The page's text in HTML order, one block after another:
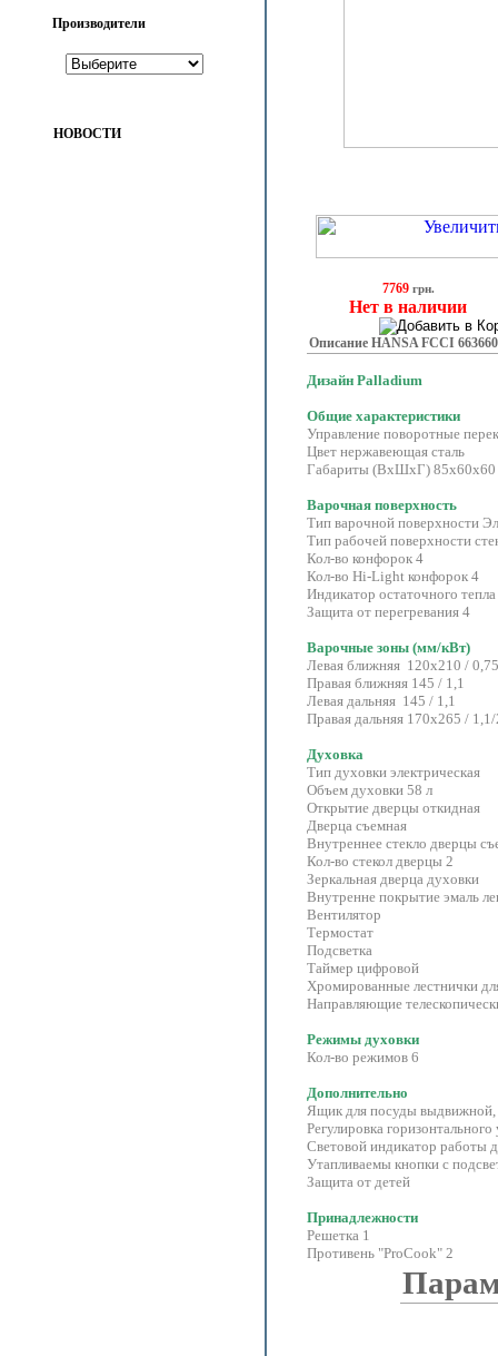
Производители
НОВОСТИ
7769грн.
Нет в наличии
Описание HANSA FCCI
Дизайн Palladium
Общие характеристики
Управление поворотные
Цвет нержавеющая сталь
Габариты (ВхШхГ) 85x60x60
Варочная поверхность
Тип варочной поверхности
Тип рабочей поверхности
Кол-во конфорок 4
Кол-во Hi-Light конфорок 4
Индикатор остаточного
Защита от перегревания 4
Варочные зоны (мм/кВт)
Левая ближняя 120х210 /
Правая ближняя 145 / 1,1
Левая дальняя 145 / 1,1
Правая дальняя 170х265 /
Духовка
Тип духовки электрическая
Объем духовки 58 л
Открытие дверцы откидная
Дверца съемная
Внутреннее стекло дверцы
Кол-во стекол дверцы 2
Зеркальная дверца духовки
Внутренне покрытие эмаль
Вентилятор
Термостат
Подсветка
Таймер цифровой
Хромированные лестнички
Направляющие
Режимы духовки
Кол-во режимов 6
Дополнительно
Ящик для посуды выдвижной,
Регулировка горизонтального
Световой индикатор работы
Утапливаемы кнопки с
Защита от детей
Принадлежности
Решетка 1
Противень "ProCook" 2